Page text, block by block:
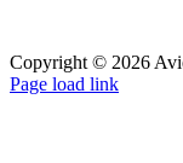
Copyright © 2026
Page load link